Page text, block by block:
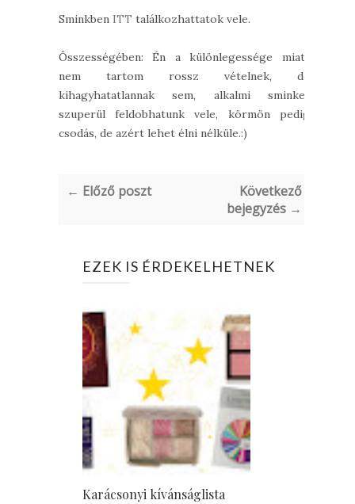
Sminkben ITT találkozhattatok vele.
Összességében: Én a különlegessége miatt
nem tartom rossz vételnek, de
kihagyhatatlannak sem, alkalmi sminket
szuperül feldobhatunk vele, körmön pedig
csodás, de azért lehet élni nélküle.:)
← Előző poszt
Következő
bejegyzés →
EZEK IS ÉRDEKELHETNEK
Karácsonyi kívánságlista